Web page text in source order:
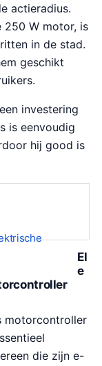
actieradius.
250 W motor, is
in de stad.
geschikt
investering
is eenvoudig
hij good is
El
e
motorcontroller
die zijn e-